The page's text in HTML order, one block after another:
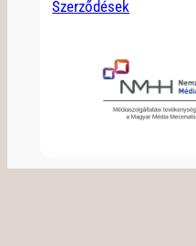
Szerződések